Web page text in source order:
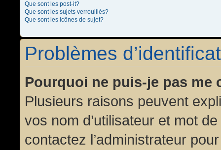
Que sont les post-it?
Que sont les sujets verrouillés?
Que sont les icônes de sujet?
Problèmes
Pourquoi ne puis-je pas me
Plusieurs raisons peuvent
vos nom d’utilisateur et mot
contactez l’administrateur